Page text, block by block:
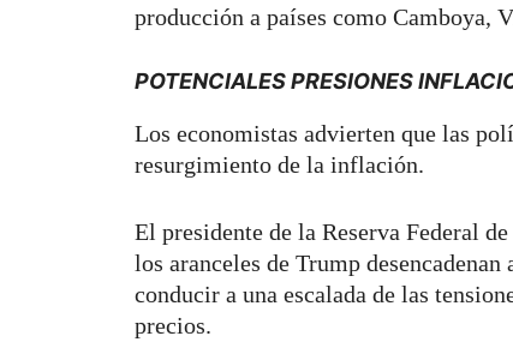
producción a países como Camboya,
POTENCIALES PRESIONES
Los economistas advierten que las
resurgimiento de la inflación.
El presidente de la Reserva Federal
los aranceles de Trump
conducir a una escalada de las
precios.